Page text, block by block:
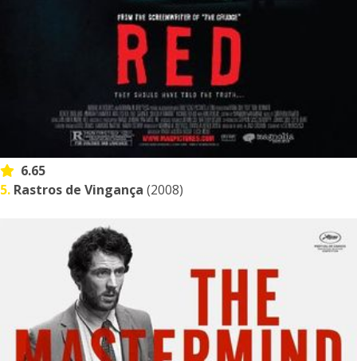
6.65
5. Rastros de Vingança (2008)